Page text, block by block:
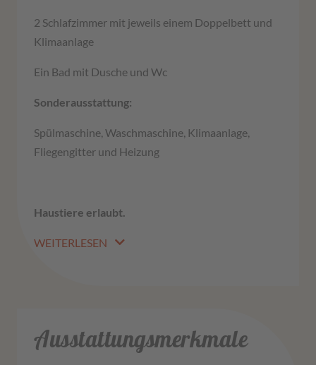
2 Schlafzimmer mit jeweils einem Doppelbett und
Klimaanlage
Ein Bad mit Dusche und Wc
Sonderausstattung:
Spülmaschine, Waschmaschine, Klimaanlage,
Fliegengitter und Heizung
Haustiere erlaubt.
WEITERLESEN
Ausstattungsmerkmale